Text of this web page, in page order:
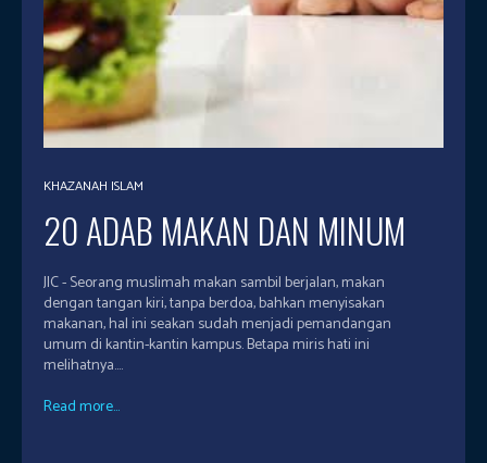
KHAZANAH ISLAM
20 ADAB MAKAN DAN MINUM
JIC - Seorang muslimah makan sambil berjalan, makan
dengan tangan kiri, tanpa berdoa, bahkan menyisakan
makanan, hal ini seakan sudah menjadi pemandangan
umum di kantin-kantin kampus. Betapa miris hati ini
melihatnya....
Read more...